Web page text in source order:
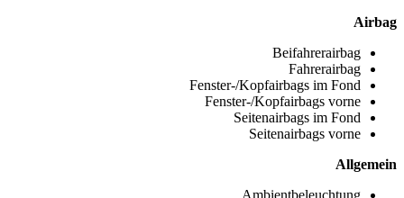
Airbag
Beifahrerairbag
Fahrerairbag
Fenster-/Kopfairbags im Fond
Fenster-/Kopfairbags vorne
Seitenairbags im Fond
Seitenairbags vorne
Allgemein
Ambientbeleuchtung